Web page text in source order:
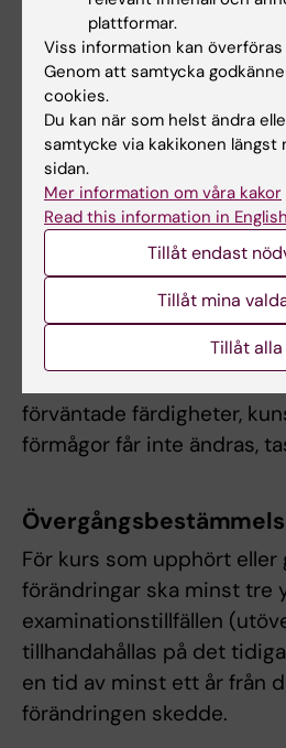
efter tre genomförda
erbjudas att gå om
ytterligare en gång. Detta
Om det föreligger
anpassning för student med
funktionsnedsättning får
beslut om att frångå
om examinationsform, antal
examinationstillfällen,
komplettering eller
obligatoriska
förväntade färdigheter,
förmågor får inte ändras,
För kurs som upphört
förändringar ska minst tre
examinationstillfällen
tillhandahållas på det
en tid av minst ett år från
förändringen skedde.
plattformar.
Viss information kan
Genom att samtycka
cookies.
Du kan när som helst ändra
samtycke via kakikonen längst
sidan.
Mer information om våra kakor
Read this information in English
Tillåt endast
Tillåt mina
Tillåt alla